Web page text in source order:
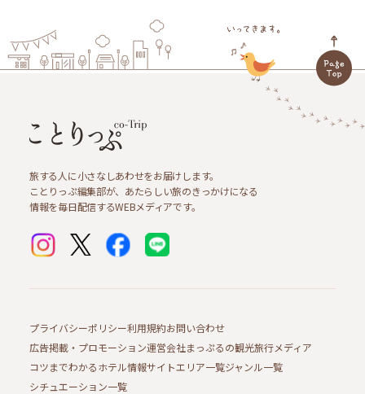
旅する人に小さなしあわせをお届けします。
ことりっぷ編集部が、あたらしい旅のきっかけになる
情報を毎日配信するWEBメディアです。
プライバシーポリシー利用規約お問い合わせ
広告掲載・プロモーション運営会社まっぷるの観光旅行メディア
コツまでわかるホテル情報サイトエリア一覧ジャンル一覧
シチュエーション一覧